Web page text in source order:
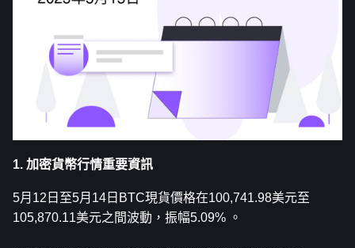
1. 加密貨幣行情重要資訊
5月12日至5月14日 BTC現貨價格在100,741.98美元至
105,870.11美元之間波動，振幅5.09% 。